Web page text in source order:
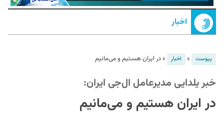
اخبار
پیوست » اخبار »در ایران هستیم و می‌مانیم
خبر یلدایی مدیرعامل ال‌جی ایران:
در ایران هستیم و می‌مانیم